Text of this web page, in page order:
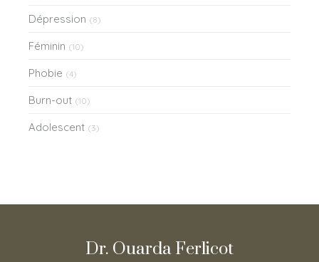
Dépression (8)
Féminin (10)
Phobie (4)
Burn-out (10)
Adolescent (3)
Dr. Ouarda Ferlicot